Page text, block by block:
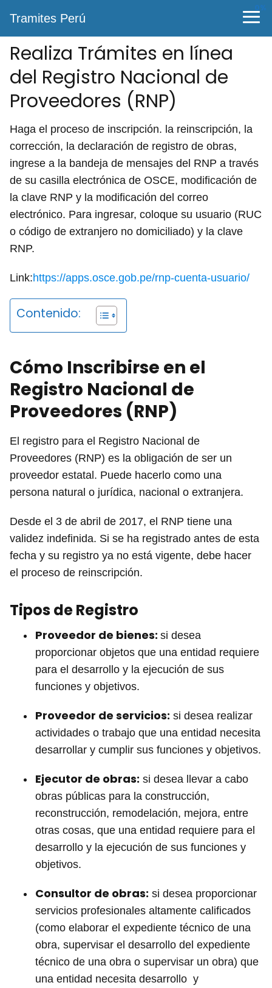
0%
Tramites Perú
Realiza Trámites en línea
del Registro Nacional de
Proveedores (RNP)
Haga el proceso de inscripción. la reinscripción, la
corrección, la declaración de registro de obras,
ingrese a la bandeja de mensajes del RNP a través
de su casilla electrónica de OSCE, modificación de
la clave RNP y la modificación del correo
electrónico. Para ingresar, coloque su usuario (RUC
o código de extranjero no domiciliado) y la clave
RNP.
Link:https://apps.osce.gob.pe/rnp-cuenta-usuario/
Contenido:
Cómo Inscribirse en el
Registro Nacional de
Proveedores (RNP)
El registro para el Registro Nacional de
Proveedores (RNP) es la obligación de ser un
proveedor estatal. Puede hacerlo como una
persona natural o jurídica, nacional o extranjera.
Desde el 3 de abril de 2017, el RNP tiene una
validez indefinida. Si se ha registrado antes de esta
fecha y su registro ya no está vigente, debe hacer
el proceso de reinscripción.
Tipos de Registro
Proveedor de bienes: si desea
proporcionar objetos que una entidad requiere
para el desarrollo y la ejecución de sus
funciones y objetivos.
Proveedor de servicios: si desea realizar
actividades o trabajo que una entidad necesita
desarrollar y cumplir sus funciones y objetivos.
Ejecutor de obras: si desea llevar a cabo
obras públicas para la construcción,
reconstrucción, remodelación, mejora, entre
otras cosas, que una entidad requiere para el
desarrollo y la ejecución de sus funciones y
objetivos.
Consultor de obras: si desea proporcionar
servicios profesionales altamente calificados
(como elaborar el expediente técnico de una
obra, supervisar el desarrollo del expediente
técnico de una obra o supervisar un obra) que
una entidad necesita desarrollo y